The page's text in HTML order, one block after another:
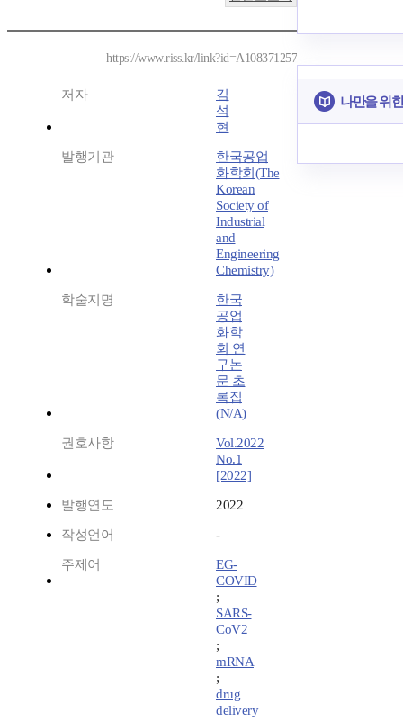
https://www.riss.kr/link?id=A108371257
저자
김
석
현
발행기관
한국공업
화학회(The
Korean
Society of
Industrial
and
Engineering
Chemistry)
학술지명
한국
공업
화학
회 연
구논
문 초
록집
(N/A)
권호사항
Vol.2022
No.1
[2022]
발행연도 2022
작성언어 -
주제어
EG-
COVID
;
SARS-
CoV2
;
mRNA
;
drug
delivery
나만을 위